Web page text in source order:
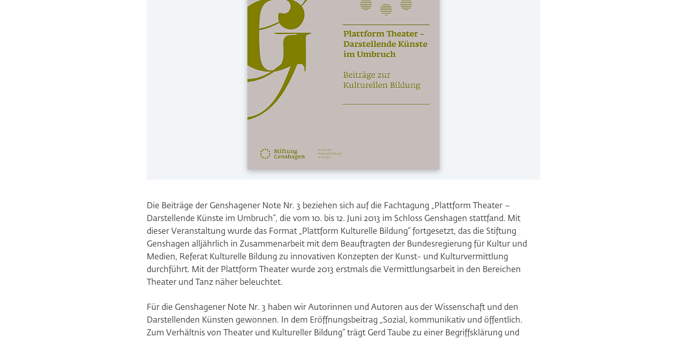
Die Beiträge der Genshagener Note Nr. 3 beziehen sich auf die Fachtagung „Plattform Theater –
Darstellende Künste im Umbruch“, die vom 10. bis 12. Juni 2013 im Schloss Genshagen stattfand. Mit
dieser Veranstaltung wurde das Format „Plattform Kulturelle Bildung“ fortgesetzt, das die Stiftung
Genshagen alljährlich in Zusammenarbeit mit dem Beauftragten der Bundesregierung für Kultur und
Medien, Referat Kulturelle Bildung zu innovativen Konzepten der Kunst- und Kulturvermittlung
durchführt. Mit der Plattform Theater wurde 2013 erstmals die Vermittlungsarbeit in den Bereichen
Theater und Tanz näher beleuchtet.
Für die Genshagener Note Nr. 3 haben wir Autorinnen und Autoren aus der Wissenschaft und den
Darstellenden Künsten gewonnen. In dem Eröffnungsbeitrag „Sozial, kommunikativ und öffentlich.
Zum Verhältnis von Theater und Kultureller Bildung“ trägt Gerd Taube zu einer Begriffsklärung und